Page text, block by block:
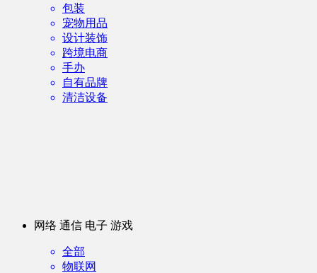
包装
宠物用品
设计装饰
跨境电商
手办
自有品牌
清洁设备
网络 通信 电子 游戏
全部
物联网